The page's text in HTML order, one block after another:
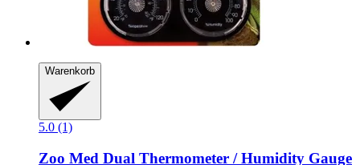
Warenkorb
5.0 (1)
Zoo Med Dual Thermometer / Humidity Gauge